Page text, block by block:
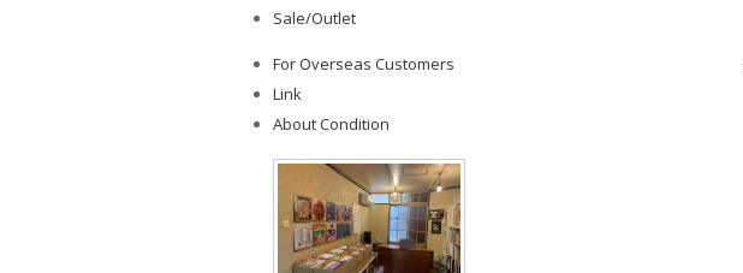
Sale/Outlet
For Overseas Customers
Link
About Condition